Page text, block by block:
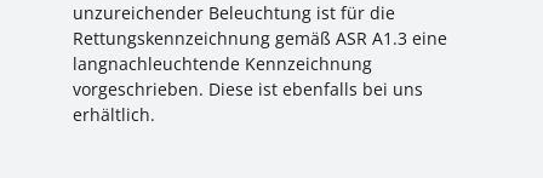
unzureichender Beleuchtung ist für die
Rettungskennzeichnung gemäß ASR A1.3 eine
langnachleuchtende Kennzeichnung
vorgeschrieben. Diese ist ebenfalls bei uns
erhältlich.